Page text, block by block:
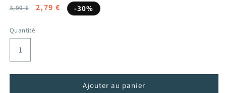
Prix
3,99 €
Prix
2,79 € -30%
Quantité
Ajouter au panier